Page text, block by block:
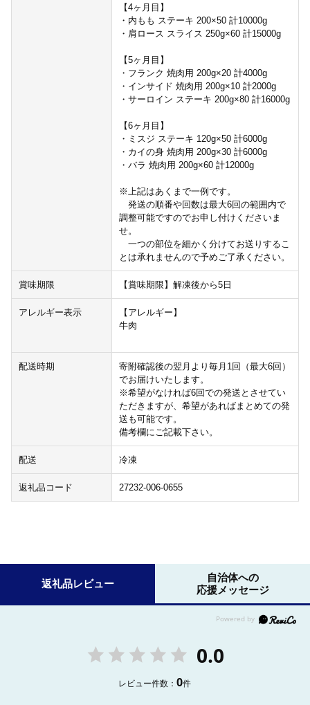
【4ヶ月目】
・内もも ステーキ 200×50 計10000g
・肩ロース スライス 250g×60 計15000g
【5ヶ月目】
・フランク 焼肉用 200g×20 計4000g
・インサイド 焼肉用 200g×10 計2000g
・サーロイン ステーキ 200g×80 計16000g
【6ヶ月目】
・ミスジ ステーキ 120g×50 計6000g
・カイの身 焼肉用 200g×30 計6000g
・バラ 焼肉用 200g×60 計12000g
※上記はあくまで一例です。
発送の順番や回数は最大6回の範囲内で
調整可能ですのでお申し付けくださいま
せ。
一つの部位を細かく分けてお送りするこ
とは承れませんので予めご了承ください。
賞味期限 【賞味期限】解凍後から5日
アレルギー表示
【アレルギー】
牛肉
配送時期
寄附確認後の翌月より毎月1回（最大6回）
でお届けいたします。
※希望がなければ6回での発送とさせてい
ただきますが、希望があればまとめての発
送も可能です。
備考欄にご記載下さい。
配送 冷凍
返礼品コード 27232-006-0655
返礼品レビュー
自治体への
応援メッセージ
0.0
レビュー件数：0件